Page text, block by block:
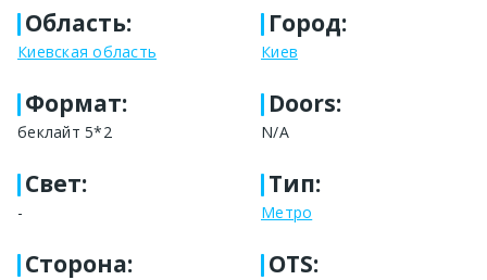
Область:
Киевская область
Город:
Киев
Формат:
беклайт 5*2
Doors:
N/A
Свет:
-
Тип:
Метро
Сторона: OTS: